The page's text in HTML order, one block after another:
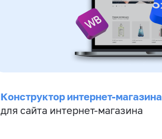
Конструктор интернет-магазина
для сайта интернет-магазина